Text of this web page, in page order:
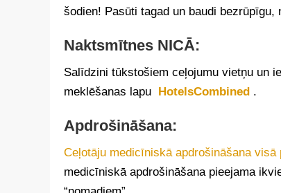
šodien! Pasūti tagad un baudi bezrūpīgu,
Naktsmītnes NICĀ:
Salīdzini tūkstošiem ceļojumu vietņu un
meklēšanas lapu HotelsCombined .
Apdrošināšana:
Ceļotāju medicīniskā apdrošināšana visā
medicīniskā apdrošināšana pieejama